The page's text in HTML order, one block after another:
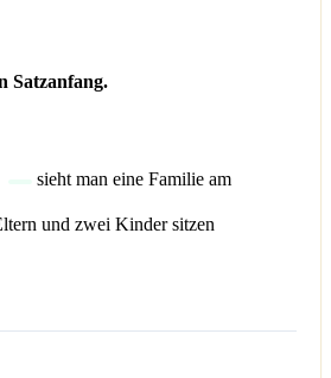
Satzanfang.
sieht man eine Familie am
und zwei Kinder sitzen